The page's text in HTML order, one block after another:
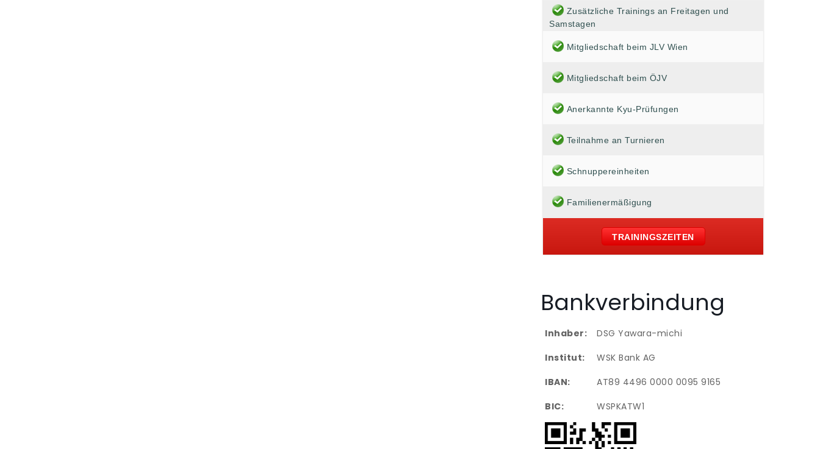
Zusätzliche Trainings an Freitagen und
Samstagen
Mitgliedschaft beim JLV Wien
Mitgliedschaft beim ÖJV
Anerkannte Kyu-Prüfungen
Teilnahme an Turnieren
Schnuppereinheiten
Familienermäßigung
TRAININGSZEITEN
Bankverbindung
Inhaber:
DSG Yawara-michi
Institut:
WSK Bank AG
IBAN:
AT89 4496 0000 0095 9165
BIC:
WSPKATW1